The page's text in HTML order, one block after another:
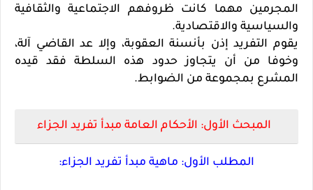
المجرمين مهما كانت ظروفهم الاجتماعية والثقافية
والسياسية والاقتصادية.
يقوم التفريد إذن بأنسنة العقوبة، وإلا عد القاضي آلة،
وخوفا من أن يتجاوز حدود هذه السلطة فقد قيده
المشرع بمجموعة من الضوابط.
المبحث الأول: الأحكام العامة مبدأ تفريد الجزاء
المطلب الأول: ماهية مبدأ تفريد الجزاء: